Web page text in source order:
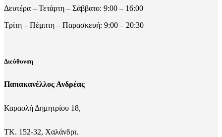
Δευτέρα – Τετάρτη – Σάββατο: 9:00 – 16:00
Τρίτη – Πέμπτη – Παρασκευή: 9:00 – 20:30
Διεύθυνση
Παπακανέλλος Ανδρέας
Καραολή Δημητρίου 18,
ΤΚ. 152-32, Χαλάνδρι.